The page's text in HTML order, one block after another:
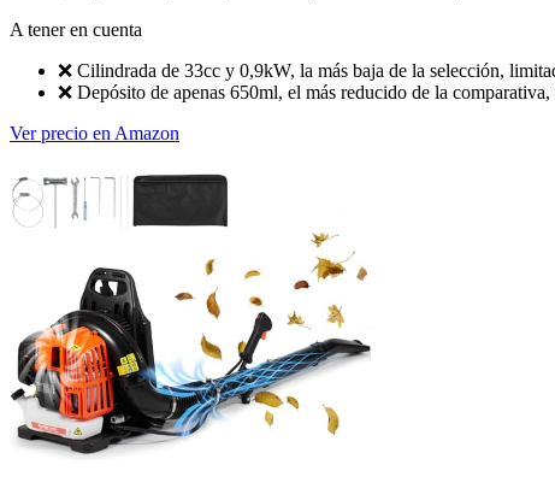
A tener en cuenta
❌ Cilindrada de 33cc y 0,9kW, la más baja de la selección,
❌ Depósito de apenas 650ml, el más reducido de la
Ver precio en Amazon